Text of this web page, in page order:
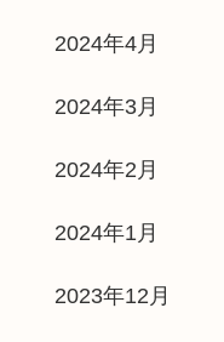
2024年4月
2024年3月
2024年2月
2024年1月
2023年12月